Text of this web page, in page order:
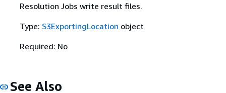
Resolution Jobs write result files.
Type: S3ExportingLocation object
Required: No
See Also